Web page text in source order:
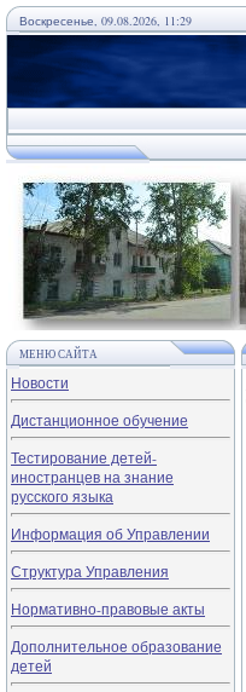
Воскресенье, 09.08.2026, 11:29
МЕНЮ САЙТА
Новости
Дистанционное обучение
Тестирование детей-
иностранцев на знание
русского языка
Информация об Управлении
Структура Управления
Нормативно-правовые акты
Дополнительное образование
детей